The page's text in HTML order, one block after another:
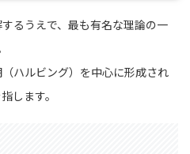
るうえで、最も有名な理論の一
ハルビング）を中心に形成され
します。